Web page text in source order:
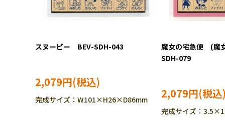
スヌーピー BEV-SDH-043
2,079円
完成サイズ：W101×H26×D86mm
魔女の宅急便 (魔
SDH-079
2,079円
完成サイズ：